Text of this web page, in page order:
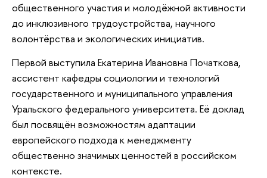
общественного участия и молодёжной активности
до инклюзивного трудоустройства, научного
волонтёрства и экологических инициатив.
Первой выступила Екатерина Ивановна Початкова,
ассистент кафедры социологии и технологий
государственного и муниципального управления
Уральского федерального университета. Её доклад
был посвящён возможностям адаптации
европейского подхода к менеджменту
общественно значимых ценностей в российском
контексте.